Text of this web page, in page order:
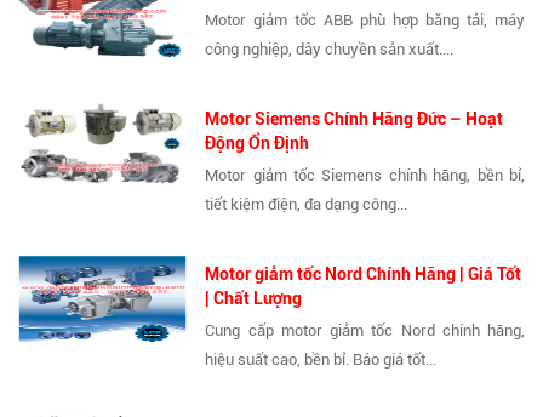
Motor giảm tốc ABB phù hợp băng tải, máy
công nghiệp, dây chuyền sản xuất....
Motor Siemens Chính Hãng Đức – Hoạt
Động Ổn Định
Motor giảm tốc Siemens chính hãng, bền bỉ,
tiết kiệm điện, đa dạng công...
Motor giảm tốc Nord Chính Hãng | Giá Tốt
| Chất Lượng
Cung cấp motor giảm tốc Nord chính hãng,
hiệu suất cao, bền bỉ. Báo giá tốt...